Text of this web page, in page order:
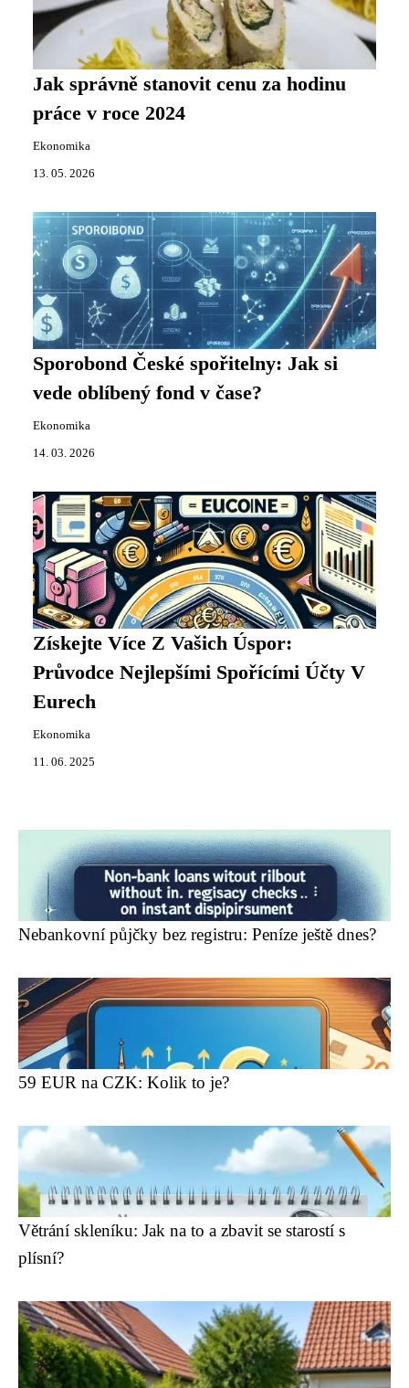
Jak správně stanovit cenu za hodinu
práce v roce 2024
Ekonomika
13. 05. 2026
Sporobond České spořitelny: Jak si
vede oblíbený fond v čase?
Ekonomika
14. 03. 2026
Získejte Více Z Vašich Úspor:
Průvodce Nejlepšími Spořícími Účty V
Eurech
Ekonomika
11. 06. 2025
Nebankovní půjčky bez registru: Peníze ještě dnes?
59 EUR na CZK: Kolik to je?
Větrání skleníku: Jak na to a zbavit se starostí s
plísní?